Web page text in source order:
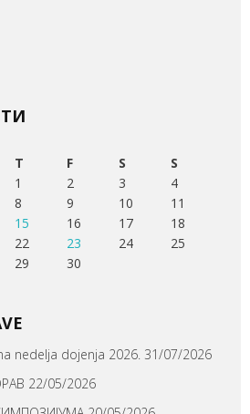
T F S
S
1
2 3
4
8 9 10
11
15 16 17
18
22 23 24
25
29
30
nedelja dojenja 2026. 31/07/2026
22/05/2026